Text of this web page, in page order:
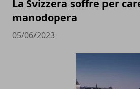
La Svizzera soffre per
manodopera
05/06/2023